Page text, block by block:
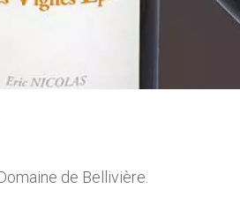
de Bellivière.